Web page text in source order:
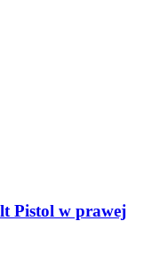
Pistol w prawej